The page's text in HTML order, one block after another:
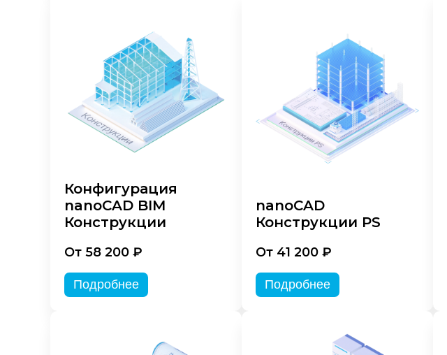
Конфигурация
nanoCAD BIM
Конструкции
От 58 200 ₽
Подробнее
nanoCAD
Конструкции PS
От 41 200 ₽
Подробнее